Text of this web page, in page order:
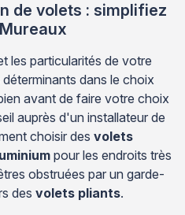
de volets : simplifiez
les particularités de votre
dans le choix
avant de faire votre choix
auprès d'un installateur de
choisir des volets
pour les endroits très
obstruées par un garde-
des volets pliants.